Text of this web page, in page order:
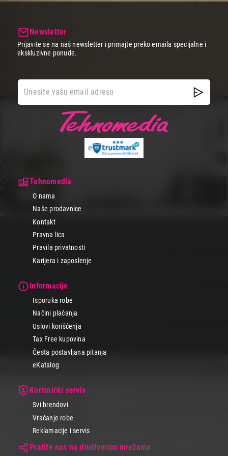
Tehnomedia
O nama
Naše prodavnice
Kontakt
Pravna lica
Pravila privatnosti
Karijera i zaposlenje
Informacije
Isporuka robe
Načini plaćanja
Uslovi korišćenja
Tax Free kupovina
Česta postavljana pitanja
eKatalog
Korisnički servis
Svi brendovi
Vraćanje robe
Reklamacije i servis
Pratite nas na društvenim mrežama
Newsletter
Prijavite se na naš newsletter i primajte preko emaila specijalne i
ekskluzivne ponude.